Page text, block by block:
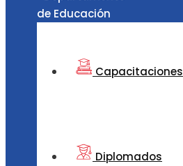
de Educación
Capacitaciones
Diplomados